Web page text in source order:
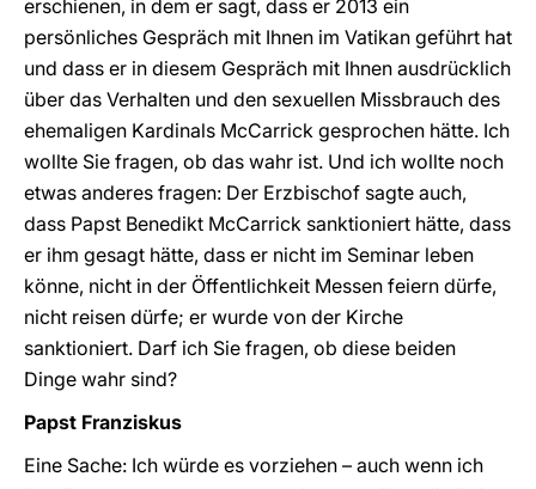
erschienen, in dem er sagt, dass er 2013 ein
persönliches Gespräch mit Ihnen im Vatikan geführt hat
und dass er in diesem Gespräch mit Ihnen ausdrücklich
über das Verhalten und den sexuellen Missbrauch des
ehemaligen Kardinals McCarrick gesprochen hätte. Ich
wollte Sie fragen, ob das wahr ist. Und ich wollte noch
etwas anderes fragen: Der Erzbischof sagte auch,
dass Papst Benedikt McCarrick sanktioniert hätte, dass
er ihm gesagt hätte, dass er nicht im Seminar leben
könne, nicht in der Öffentlichkeit Messen feiern dürfe,
nicht reisen dürfe; er wurde von der Kirche
sanktioniert. Darf ich Sie fragen, ob diese beiden
Dinge wahr sind?
Papst Franziskus
Eine Sache: Ich würde es vorziehen – auch wenn ich